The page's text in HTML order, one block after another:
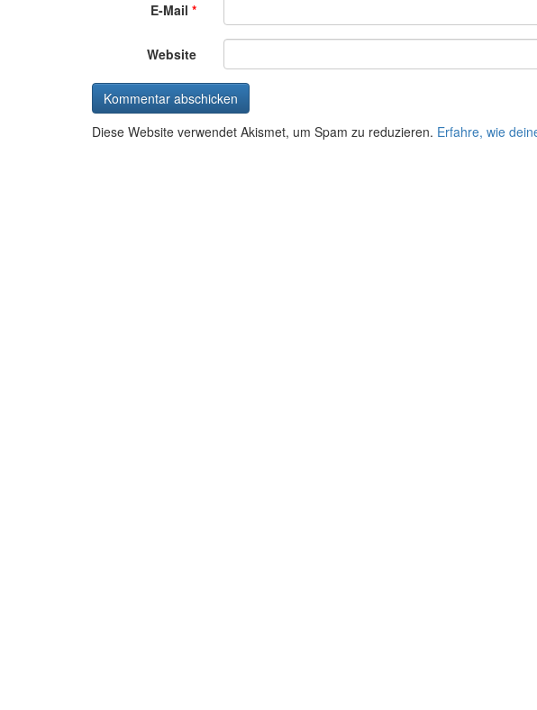
E-Mail*
Website
Diese Website verwendet Akismet, um Spam zu reduzieren. Erfahre, wie